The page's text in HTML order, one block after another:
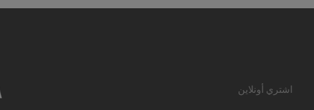
اشتري أونلاين